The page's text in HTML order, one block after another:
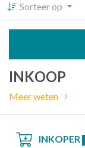
Sorteer op
INKOOP
Meer weten
INKOPER